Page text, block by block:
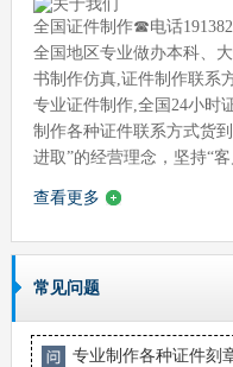
全国证件制作☎电话
全国地区专业做办本科、
书制作仿真,证件制作联系
专业证件制作,全国24小时
制作各种证件联系方式货
进取”的经营理念，坚持“
查看更多
常见问题
专业制作各种证件刻